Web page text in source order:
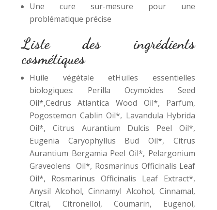
Une cure sur-mesure pour une
problématique précise
Liste des ingrédients
cosmétiques
Huile végétale etHuiles essentielles
biologiques: Perilla Ocymoïdes Seed
Oil*,Cedrus Atlantica Wood Oil*, Parfum,
Pogostemon Cablin Oil*, Lavandula Hybrida
Oil*, Citrus Aurantium Dulcis Peel Oil*,
Eugenia Caryophyllus Bud Oil*, Citrus
Aurantium Bergamia Peel Oil*, Pelargonium
Graveolens Oil*, Rosmarinus Officinalis Leaf
Oil*, Rosmarinus Officinalis Leaf Extract*,
Anysil Alcohol, Cinnamyl Alcohol, Cinnamal,
Citral, Citronellol, Coumarin, Eugenol,